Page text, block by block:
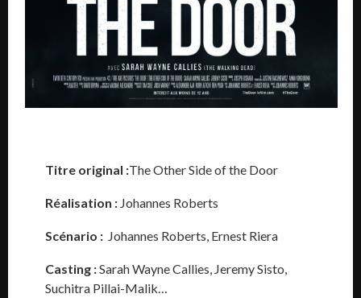
Titre original :The Other Side of the Door
Réalisation : Johannes Roberts
Scénario : Johannes Roberts, Ernest Riera
Casting :Sarah Wayne Callies, Jeremy Sisto,
Suchitra Pillai-Malik…